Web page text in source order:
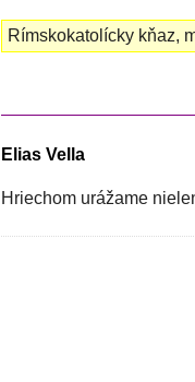
Rímskokatolícky kňaz,
Elias Vella
Hriechom urážame